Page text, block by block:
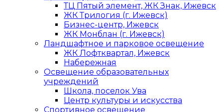
ТЦ Пятый элемент, ЖК Знак, Ижевск
ЖК Трилогия (г. Ижевск)
Бизнес-центр, Ижевск
ЖК Монблан (г. Ижевск)
Ландшафтное и парковое освещение
ЖК Лофтквартал, Ижевск
Набережная
Освещение образовательных
учреждений
Школа, поселок Ува
Центр культуры и искусства
Спортивное освещение